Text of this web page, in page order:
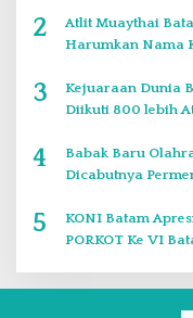
2
Atlit Muaythai
Harumkan Nama
3
Kejuaraan Dunia
Diikuti 800 lebih
4
Babak Baru
Dicabutnya
5
KONI Batam
PORKOT Ke VI